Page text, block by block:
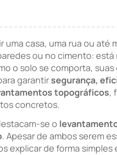
casa, uma rua ou até
ou no cimento: está
o solo se comporta,
garantir segurança,
topográficos,
concretos.
se o
. Apesar de ambos serem
explicar de forma simples